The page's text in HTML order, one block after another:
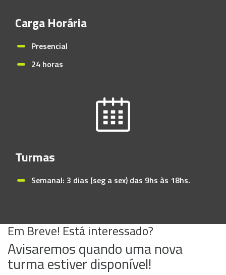
Carga Horária
Presencial
24 horas
Turmas
Semanal: 3 dias (seg a sex) das 9hs às 18hs.
Em Breve! Está interessado?
Avisaremos quando uma nova
turma estiver disponível!